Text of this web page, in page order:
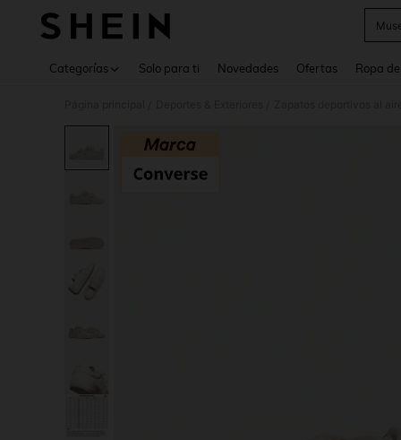
Categorías Solo para ti Novedades Ofertas Ropa